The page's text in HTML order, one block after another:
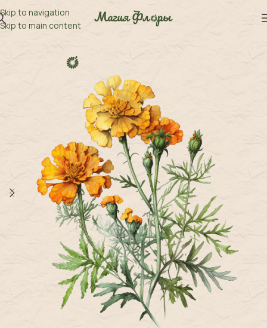
Skip to navigation
Skip to main content